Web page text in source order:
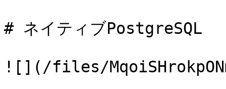
# ネイティブPostgreSQL
![](/files/